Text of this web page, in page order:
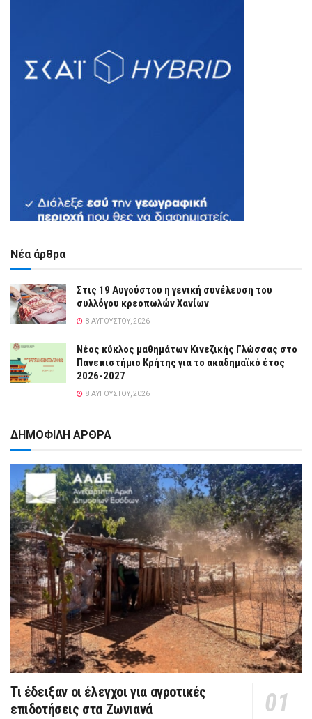
Νέα άρθρα
Στις 19 Αυγούστου η γενική συνέλευση του
συλλόγου κρεοπωλών Χανίων
8 ΑΥΓΟΎΣΤΟΥ, 2026
Νέος κύκλος μαθημάτων Κινεζικής Γλώσσας στο
Πανεπιστήμιο Κρήτης για το ακαδημαϊκό έτος
2026-2027
8 ΑΥΓΟΎΣΤΟΥ, 2026
ΔΗΜΟΦΙΛΗ ΑΡΘΡΑ
Τι έδειξαν οι έλεγχοι για αγροτικές
επιδοτήσεις στα Ζωνιανά